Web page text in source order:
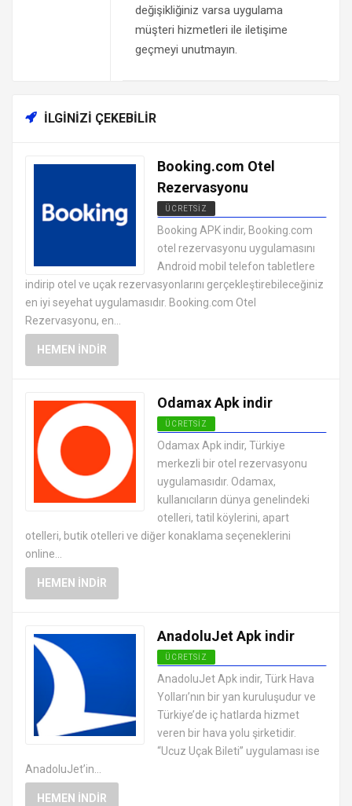
değişikliğiniz varsa uygulama
müşteri hizmetleri ile iletişime
geçmeyi unutmayın.
İLGINIZI ÇEKEBILIR
Booking.com Otel
Rezervasyonu
ÜCRETSIZ
ANDROID TATIL VE SEYAHAT
UYGULAMALARI APK
Booking APK indir, Booking.com
otel rezervasyonu uygulamasını
Android mobil telefon tabletlere
indirip otel ve uçak rezervasyonlarını gerçekleştirebileceğiniz
en iyi seyehat uygulamasıdır. Booking.com Otel
Rezervasyonu, en...
HEMEN İNDIR
Odamax Apk indir
ÜCRETSIZ
ANDROID TATIL VE SEYAHAT
UYGULAMALARI APK
Odamax Apk indir, Türkiye
merkezli bir otel rezervasyonu
uygulamasıdır. Odamax,
kullanıcıların dünya genelindeki
otelleri, tatil köylerini, apart
otelleri, butik otelleri ve diğer konaklama seçeneklerini
online...
HEMEN İNDIR
AnadoluJet Apk indir
ÜCRETSIZ
ANDROID TATIL VE SEYAHAT
UYGULAMALARI APK
AnadoluJet Apk indir, Türk Hava
Yolları’nın bir yan kuruluşudur ve
Türkiye’de iç hatlarda hizmet
veren bir hava yolu şirketidir.
“Ucuz Uçak Bileti” uygulaması ise
AnadoluJet’in...
HEMEN İNDIR